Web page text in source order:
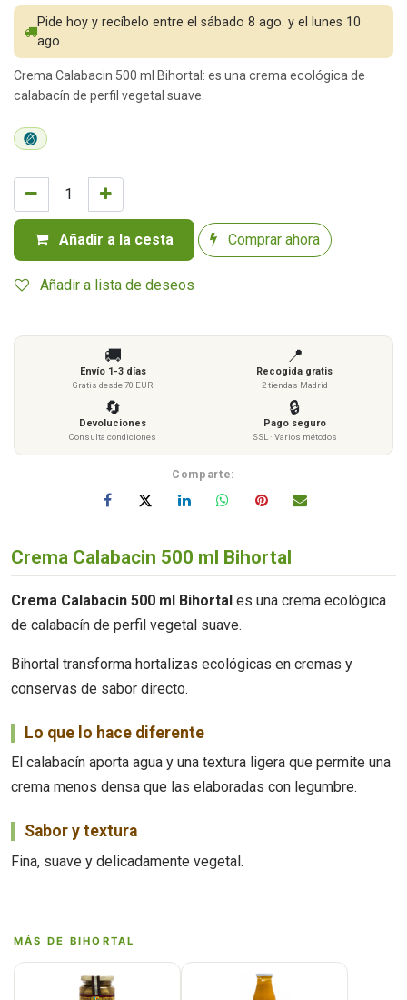
Añadir a la cesta Comprar ahora
Añadir a lista de deseos
Pide hoy y recíbelo entre el sábado 8 ago. y el lunes 10
ago.
Crema Calabacin 500 ml Bihortal: es una crema ecológica de
calabacín de perfil vegetal suave.
🚚
Envío 1-3 días
Gratis desde 70 EUR
📍
Recogida gratis
2 tiendas Madrid
🔄
Devoluciones
Consulta condiciones
🔒
Pago seguro
SSL · Varios métodos
Comparte:
Crema Calabacin 500 ml Bihortal
Crema Calabacin 500 ml Bihortal es una crema ecológica
de calabacín de perfil vegetal suave.
Bihortal transforma hortalizas ecológicas en cremas y
conservas de sabor directo.
Lo que lo hace diferente
El calabacín aporta agua y una textura ligera que permite una
crema menos densa que las elaboradas con legumbre.
Sabor y textura
Fina, suave y delicadamente vegetal.
MÁS DE BIHORTAL